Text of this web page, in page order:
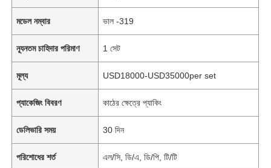
মডেল নম্বার ভাল -319
ন্যূনতম চাহিদার পরিমাণ 1 সেট
মূল্য USD18000-USD35000per set
প্যাকেজিং বিবরণ কাঠের ক্ষেত্রে প্যাকিং
ডেলিভারি সময় 30 দিন
পরিশোধের শর্ত এল/সি, ডি/এ, ডি/পি, টি/টি